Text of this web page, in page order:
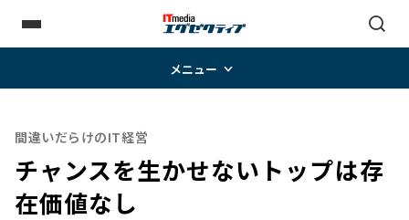
メニュー
間違いだらけのIT経営
チャンスを生かせないトップは存
在価値なし